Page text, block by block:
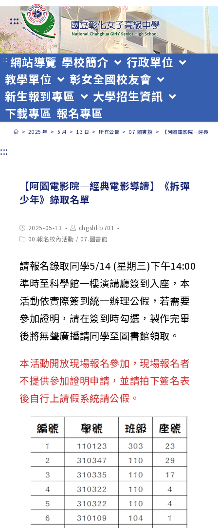
跳
轉
至
主
要
內
容
:::
::: 網站導覽 學校簡介
行政單位
教學單位
彰女全國校友會
新生報到專區
大學招生資訊
下載專區 報名專區
> 2025 年 > 5 月 > 13 日 > 所有公告 > 07.圖書館 > 【阿圖電影院—經典電
:::
【阿圖電影院—經典電影導讀】《拆彈
少年》錄取名單
Post2025-05-13
Post
author:
chgshlib701
Post00.報名校內活動 / 07.圖書館
請報名錄取同學5/14 (星期三)下午14:00
準時至科學館一樓演講廳簽到入座，本
活動依實際簽到統一辦理公假，若需要
參加證明，請在簽到時勾選，製作完畢
後將無聲廣播請同學至圖書館領取。
本活動開放現場報名參加，現場報名者
不提供參加證明申請，並請拍下簽名表
後自行上請假系統請公假。